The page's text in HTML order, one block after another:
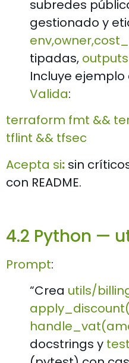
subredes
gestionado y
tipadas, outputs
Incluye ejemplo
Valida:
terraform fmt &&
tflint && tfsec
Acepta si: sin
con README.
4.2 Python —
Prompt:
“Crea utils/
docstrings y